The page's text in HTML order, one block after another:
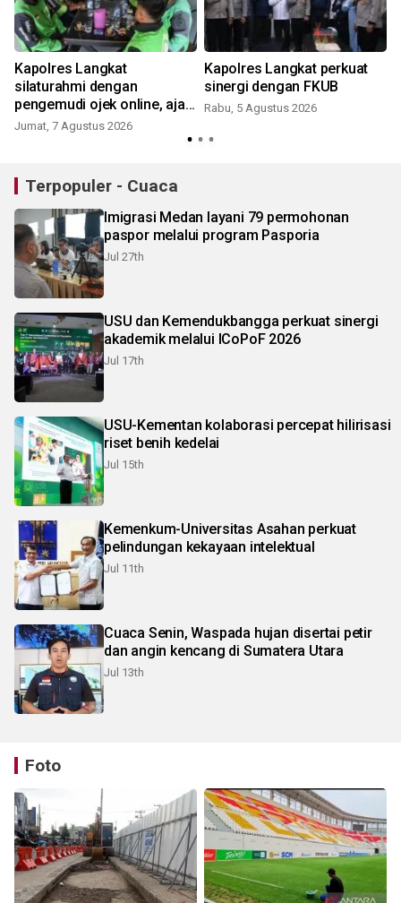
Kapolres Langkat
silaturahmi dengan
pengemudi ojek online, ajak
jaga Kamtibmas jelang HUT
Jumat, 7 Agustus 2026
Kapolres Langkat perkuat
sinergi dengan FKUB
Rabu, 5 Agustus 2026
Terpopuler - Cuaca
Imigrasi Medan layani 79 permohonan
paspor melalui program Pasporia
Jul 27th
USU dan Kemendukbangga perkuat sinergi
akademik melalui ICoPoF 2026
Jul 17th
USU-Kementan kolaborasi percepat hilirisasi
riset benih kedelai
Jul 15th
Kemenkum-Universitas Asahan perkuat
pelindungan kekayaan intelektual
Jul 11th
Cuaca Senin, Waspada hujan disertai petir
dan angin kencang di Sumatera Utara
Jul 13th
Foto